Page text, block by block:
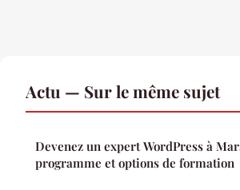
Actu — Sur le même sujet
Devenez un expert WordPress à
programme et options de formation